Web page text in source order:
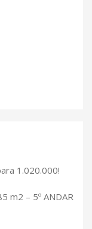
1.020.000!
m2 – 5º ANDAR